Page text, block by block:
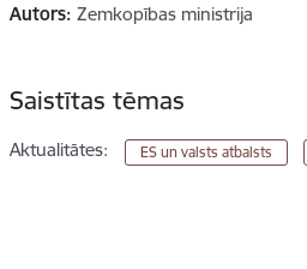
Autors: Zemkopības ministrija
Saistītas tēmas
Aktualitātes: ES un valsts atbalsts